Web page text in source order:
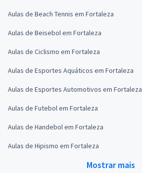
Aulas de Beach Tennis em Fortaleza
Aulas de Beisebol em Fortaleza
Aulas de Ciclismo em Fortaleza
Aulas de Esportes Aquáticos em Fortaleza
Aulas de Esportes Automotivos em Fortaleza
Aulas de Futebol em Fortaleza
Aulas de Handebol em Fortaleza
Aulas de Hipismo em Fortaleza
Mostrar mais